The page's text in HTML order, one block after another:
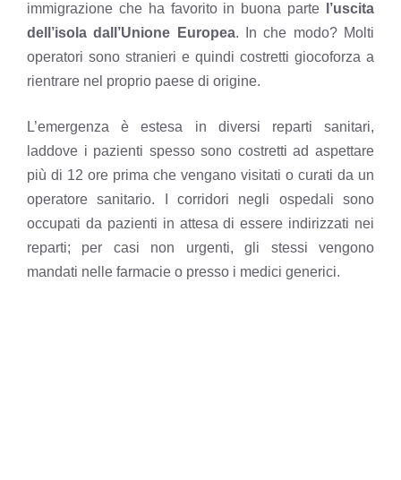
immigrazione che ha favorito in buona parte
l’uscita
dell’isola dall’Unione Europea. In che modo? Molti
operatori sono stranieri e quindi costretti giocoforza a
rientrare nel proprio paese di origine.
L’emergenza è estesa in diversi reparti sanitari,
laddove i pazienti spesso sono costretti ad aspettare
più di 12 ore prima che vengano visitati o curati da un
operatore sanitario. I corridori negli ospedali sono
occupati da pazienti in attesa di essere indirizzati nei
reparti; per casi non urgenti, gli stessi vengono
mandati nelle farmacie o presso i medici generici.